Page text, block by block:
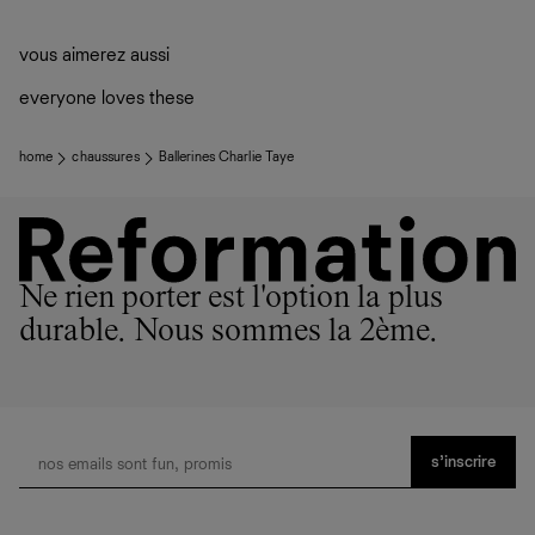
vous aimerez aussi
everyone loves these
home chaussures Ballerines Charlie Taye
Ne rien porter est l'option la plus
durable. Nous sommes la 2ème.
s’inscrire